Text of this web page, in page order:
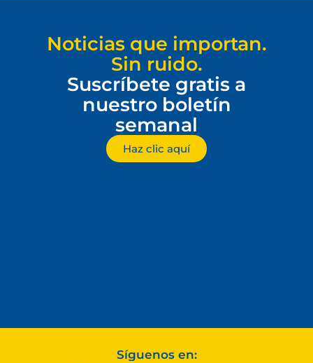
Noticias que importan.
Sin ruido.
Suscríbete gratis a
nuestro boletín
semanal
Haz clic aquí
Síguenos en: